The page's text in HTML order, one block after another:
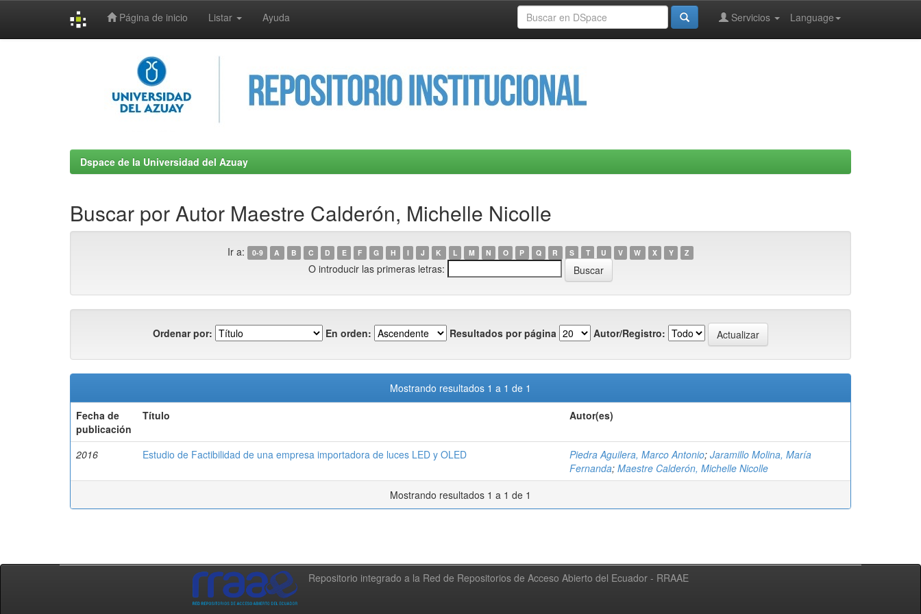
Página de inicio Listar Ayuda Language
Servicios
Dspace de la Universidad del Azuay
Buscar por Autor Maestre Calderón, Michelle Nicolle
Ir a: 0-9 A B C D E F G H I J K L M N O P Q R S T U V W X Y Z
O introducir las primeras letras:
Ordenar por: En orden: Resultados por página Autor/Registro:
Mostrando resultados 1 a 1 de 1
Fecha de
publicación
Título Autor(es)
2016 Estudio de Factibilidad de una empresa importadora de luces LED y OLED Piedra Aguilera, Marco Antonio; Jaramillo Molina, María
Fernanda; Maestre Calderón, Michelle Nicolle
Mostrando resultados 1 a 1 de 1
Repositorio integrado a la Red de Repositorios de Acceso Abierto del Ecuador - RRAAE